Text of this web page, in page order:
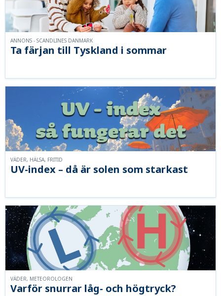
Ta färjan till Tyskland i sommar
ANNONS - SCANDLINES DANMARK
UV-index – då är solen som starkast
VÄDER, HÄLSA, FRITID
Varför snurrar låg- och högtryck?
VÄDER, METEOROLOGEN